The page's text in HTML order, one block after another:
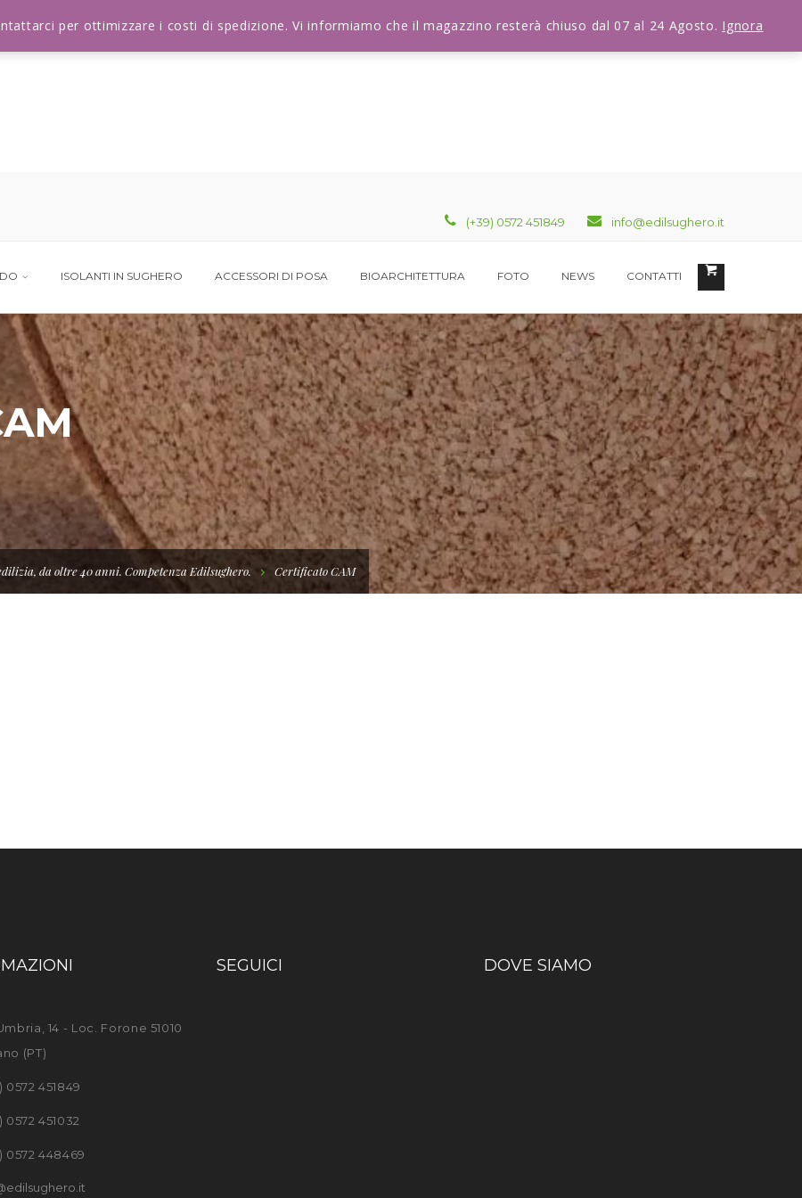
(+39) 0572 451849 info@edilsughero.it
ISOLANTI IN SUGHERO ACCESSORI DI POSA BIOARCHITETTURA FOTO NEWS CONTATTI
da oltre 40 anni. Competenza Edilsughero. Certificato CAM
14 - Loc. Forone 51010
(PT)
0572 451849
0572 451032
0572 448469
SEGUICI DOVE SIAMO
per ottimizzare i costi di spedizione. Vi informiamo che il magazzino resterà chiuso dal 07 al 24 Agosto. Ignora